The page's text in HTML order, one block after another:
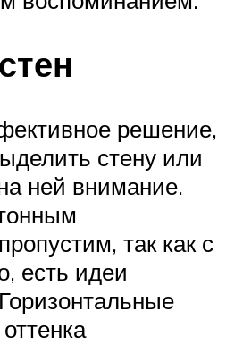
решение,
стену или
ней внимание.
так как с
есть идеи